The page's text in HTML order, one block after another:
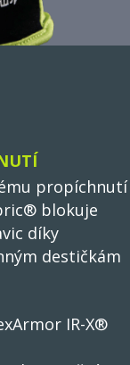
propíchnutí
blokuje
díky
destičkám
IR-X®